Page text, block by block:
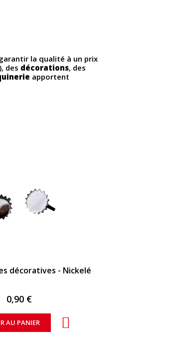
la qualité à un prix
des décorations, des
apportent
décoratives - Nickelé
0,90 €
AU PANIER